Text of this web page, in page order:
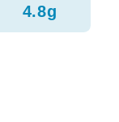
4.8g